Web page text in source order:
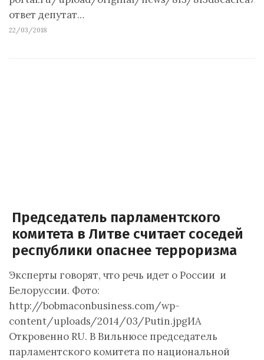
ответ депутат…
22/03/2018
Председатель парламентского
комитета в Литве считает соседей
республики опаснее терроризма
Эксперты говорят, что речь идет о России и
Белоруссии. Фото:
http://bobmaconbusiness.com/wp-
content/uploads/2014/03/Putin.jpgИА
Откровенно RU. В Вильнюсе председатель
парламентского комитета по национальной